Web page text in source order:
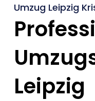
Umzug Leipzig
Leipzig